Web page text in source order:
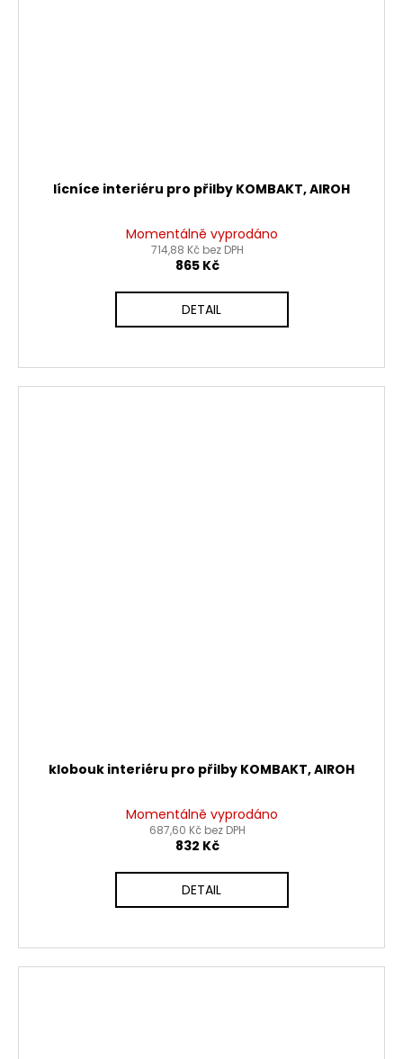
lícníce interiéru pro přilby KOMBAKT, AIROH
Momentálně vyprodáno
714,88 Kč bez DPH
865 Kč
DETAIL
klobouk interiéru pro přilby KOMBAKT, AIROH
Momentálně vyprodáno
687,60 Kč bez DPH
832 Kč
DETAIL